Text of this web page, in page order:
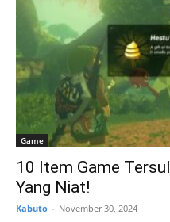
Game
10 Item Game
Yang Niat!
Kabuto - November 30, 2024